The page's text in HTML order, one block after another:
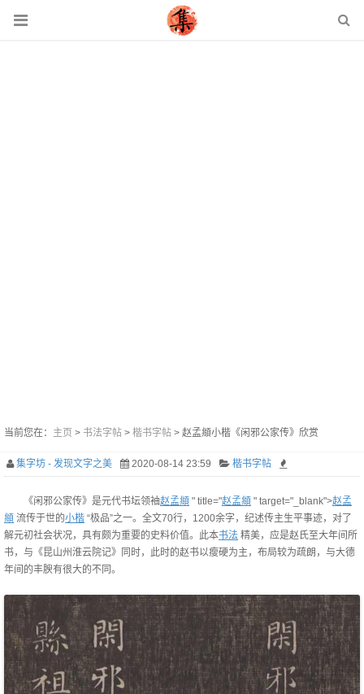
当前您在： 主页 > 书法字帖 > 楷书字帖 > 赵孟頫小楷《闲邪公家传》欣赏
集字坊 - 发现文字之美 2020-08-14 23:59 楷书字帖
《闲邪公家传》是元代书坛领袖赵孟頫 " title="赵孟頫 " target="_blank">赵孟
頫 流传于世的小楷 “极品”之一。全文70行，1200余字，纪述传主生平事迹，对了
解元初社会状况，具有颇为重要的史料价值。此本书法 精美，应是赵氏至大年间所
书，与《昆山州淮云院记》同时，此时的赵书以瘦硬为主，布局较为疏朗，与大德
年间的丰腴有很大的不同。